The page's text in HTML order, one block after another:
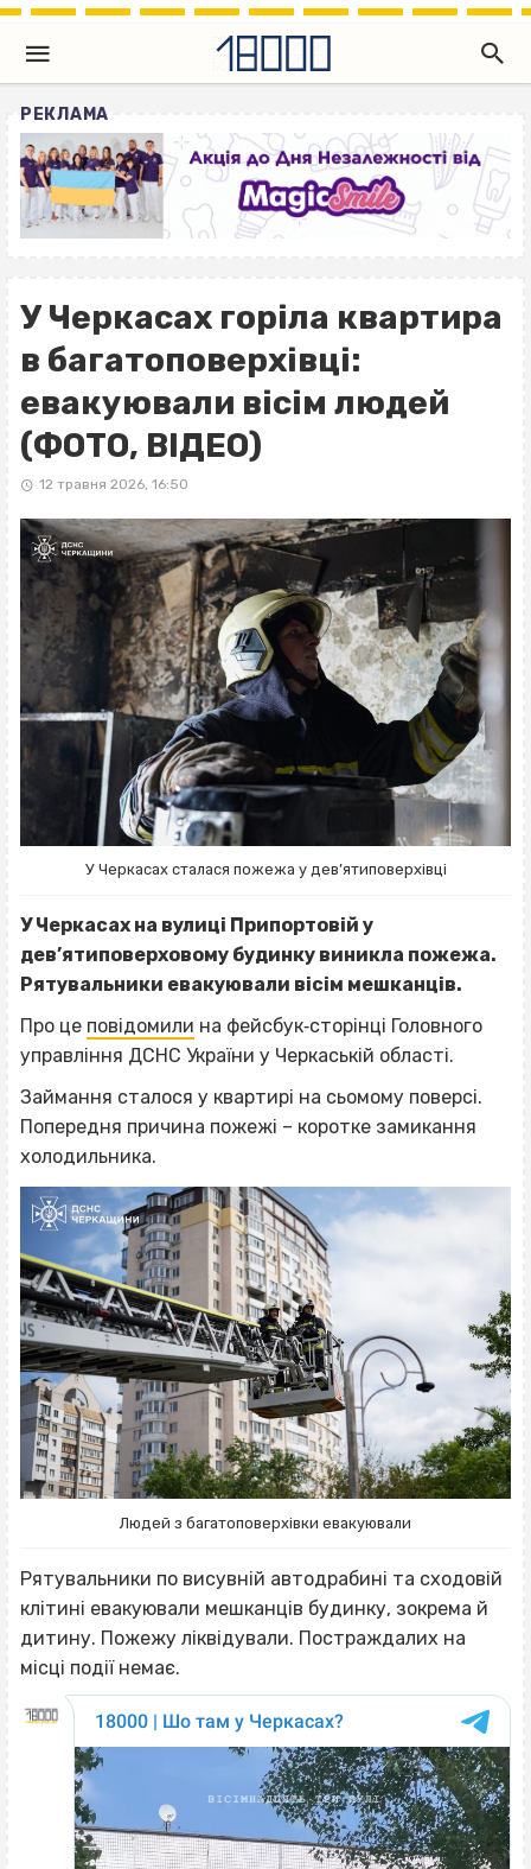
РЕКЛАМА
У Черкасах горіла квартира
в багатоповерхівці:
евакуювали вісім людей
(ФОТО, ВІДЕО)
12 травня 2026, 16:50
У Черкасах сталася пожежа у дев’ятиповерхівці
У Черкасах на вулиці Припортовій у
дев’ятиповерховому будинку виникла пожежа.
Рятувальники евакуювали вісім мешканців.
Про це повідомили на фейсбук‐сторінці Головного
управління ДСНС України у Черкаській області.
Займання сталося у квартирі на сьомому поверсі.
Попередня причина пожежі – коротке замикання
холодильника.
Людей з багатоповерхівки евакуювали
Рятувальники по висувній автодрабині та сходовій
клітині евакуювали мешканців будинку, зокрема й
дитину. Пожежу ліквідували. Постраждалих на
місці події немає.